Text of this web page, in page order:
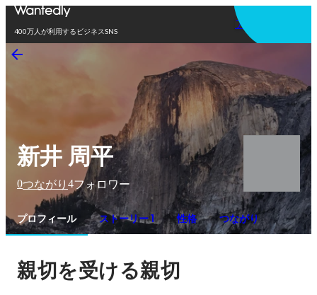
400万人が利用するビジネスSNS
アプリを使う
新井 周平
0つながり 4フォロワー
プロフィール ストーリー 1 性格 つながり
親切を受ける親切